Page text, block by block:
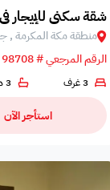
شقة سكني للإيجار
منطقة مكة المكرمة ,
الرقم المرجعي # 98708
3 غرف 3 دورات مياه
استأجر الآن